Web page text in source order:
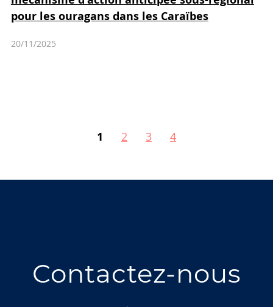
pour les ouragans dans les Caraïbes
20/11/2025
1 2 3 4
Contactez-nous